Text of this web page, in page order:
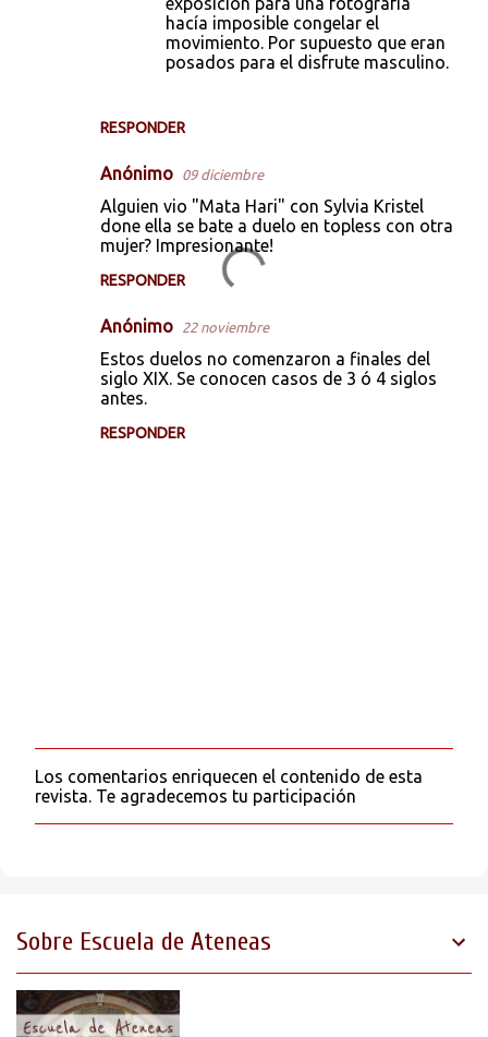
RESPONDER
hacía imposible congelar el
movimiento. Por supuesto que eran
posados para el disfrute masculino.
Anónimo 09 diciembre
Alguien vio "Mata Hari" con Sylvia Kristel
done ella se bate a duelo en topless con otra
mujer? Impresionante!
RESPONDER
Anónimo 22 noviembre
Estos duelos no comenzaron a finales del
siglo XIX. Se conocen casos de 3 ó 4 siglos
antes.
RESPONDER
P
u
b
u
c
o
m
Los comentarios enriquecen el contenido de esta
revista. Te agradecemos tu participación
Sobre Escuela de Ateneas